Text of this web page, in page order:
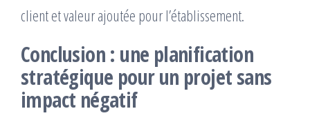
client et valeur ajoutée pour l’établissement.
Conclusion : une planification
stratégique pour un projet sans
impact négatif